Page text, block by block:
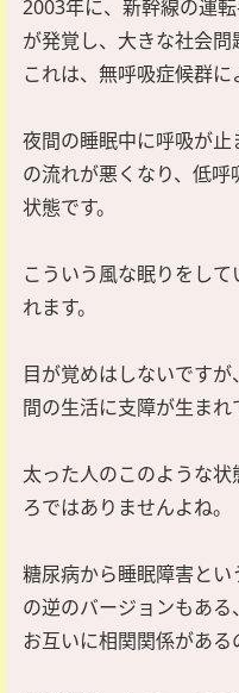
2003年に、新幹線の運
が発覚し、大きな社会問
これは、無呼吸症候群に
夜間の睡眠中に呼吸が
の流れが悪くなり、低
状態です。
こういう風な眠りをし
れます。
目が覚めはしないです
間の生活に支障が生まれ
太った人のこのような
ろではありませんよね。
糖尿病から睡眠障害と
の逆のバージョンもある
お互いに相関関係がある